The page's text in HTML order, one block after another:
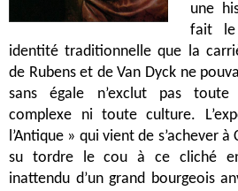
une
fait le
identité traditionnelle que la
de Rubens et de Van Dyck ne
sans égale n’exclut pas toute
complexe ni toute culture.
l’Antique » qui vient de s’achever à
su tordre le cou à ce cliché
inattendu d’un grand bourgeois